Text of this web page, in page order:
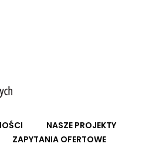
NASZE PROJEKTY
ZAPYTANIA OFERTOWE